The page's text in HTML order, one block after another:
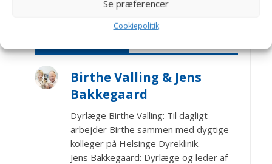
Se præferencer
Cookiepolitik
Birthe Valling & Jens
Bakkegaard
Dyrlæge Birthe Valling: Til dagligt
arbejder Birthe sammen med dygtige
kolleger på Helsinge Dyreklinik.
Jens Bakkegaard: Dyrlæge og leder af